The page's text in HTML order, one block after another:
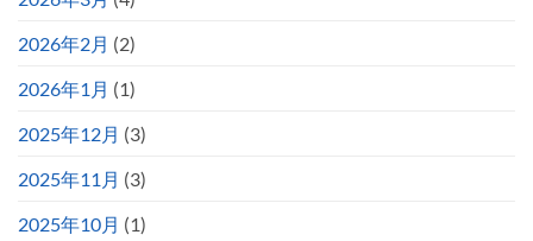
2026年2月 (2)
2026年1月 (1)
2025年12月 (3)
2025年11月 (3)
2025年10月 (1)